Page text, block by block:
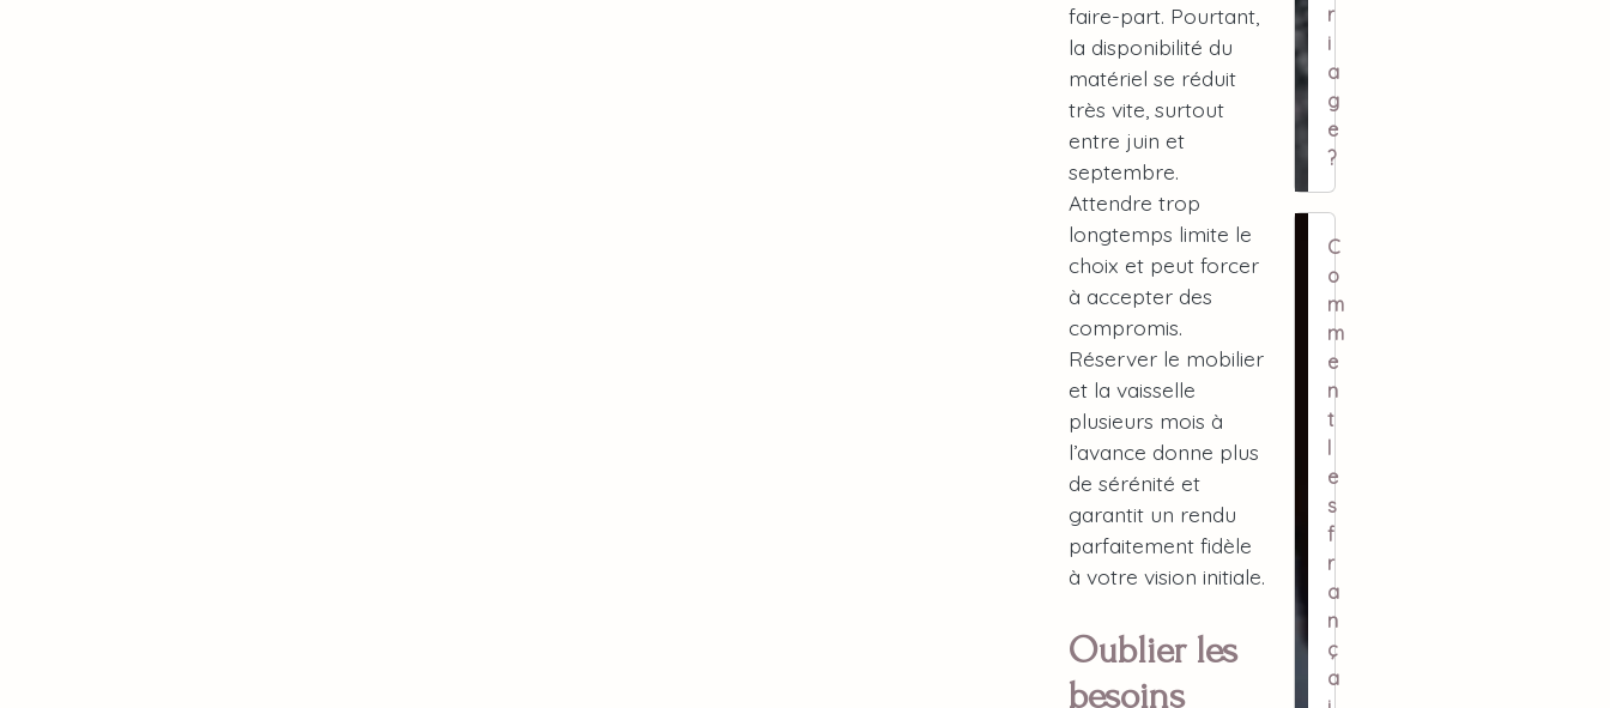
faire-part. Pourtant,
la disponibilité du
matériel se réduit
très vite, surtout
entre juin et
septembre.
Attendre trop
longtemps limite le
choix et peut forcer
à accepter des
compromis.
Réserver le mobilier
et la vaisselle
plusieurs mois à
l’avance donne plus
de sérénité et
garantit un rendu
parfaitement fidèle
à votre vision initiale.
Oublier les
besoins
r
i
a
g
e
?
C
o
m
m
e
n
t
l
e
s
f
r
a
n
ç
a